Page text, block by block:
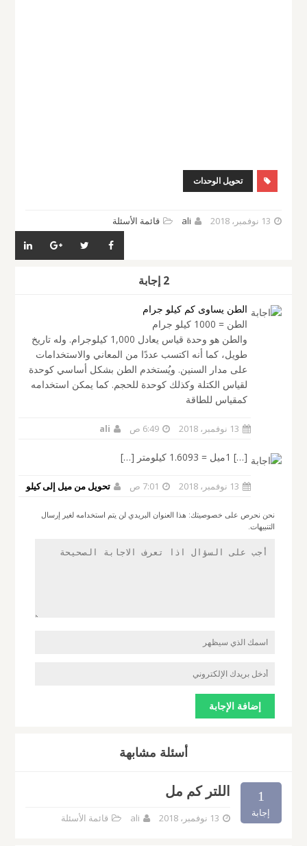
تحويل الوحدات
13 نوفمبر، 2018 ali قائمة الأسئلة
2 إجابة
الطن يساوى كم كيلو جرام
الطن = 1000 كيلو جرام
والطن هو وحدة قياس يعادل 1,000 كيلوجرام. وله تاريخ
طويل، كما أنه اكتسب عددًا من المعاني والاستخدامات
على مدار السنين. ويُستخدم الطن بشكل أساسي كوحدة
لقياس الكتلة وكذلك كوحدة للحجم. كما يمكن استخدامه
كمقياس للطاقة
13 نوفمبر، 2018 6:49 ص ali
[…] 1ميل = 1.6093 كيلومتر […]
13 نوفمبر، 2018 7:01 ص تحويل من ميل إلى كيلو
نحن نحرص على خصوصيتك: هذا العنوان البريدي لن يتم استخدامه لغير إرسال
التنبيهات.
أسئلة مشابهة
1
إجابة
اللتر كم مل
13 نوفمبر، 2018 ali قائمة الأسئلة